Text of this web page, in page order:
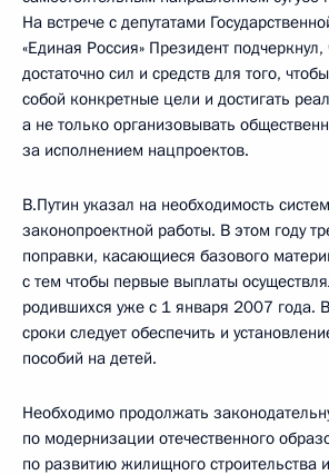
На встрече с депутатами
«Единая Россия» Президент подчеркнул,
достаточно сил и средств для того,
собой конкретные цели и достигать
а не только организовывать
за исполнением нацпроектов.
В.Путин указал на необходимость
законопроектной работы. В этом году
поправки, касающиеся базового
с тем чтобы первые выплаты
родившихся уже с 1 января 2007 года.
сроки следует обеспечить и
пособий на детей.
Необходимо продолжать
по модернизации отечественного
по развитию жилищного строительства